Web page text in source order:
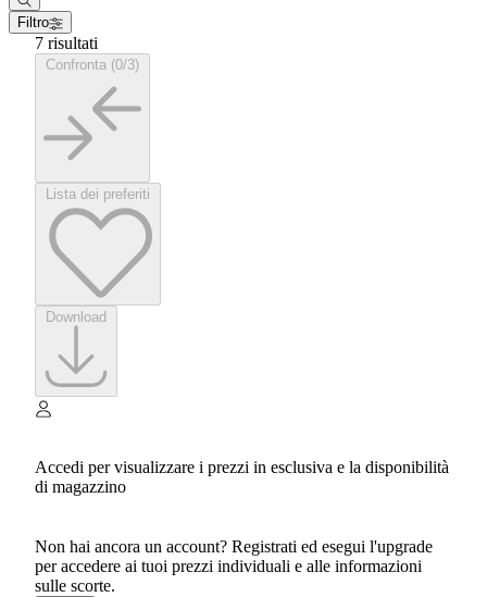
Filtro
7 risultati
Accedi per visualizzare i prezzi in esclusiva e la disponibilità
di magazzino
Non hai ancora un account? Registrati ed esegui l'upgrade
per accedere ai tuoi prezzi individuali e alle informazioni
sulle scorte.